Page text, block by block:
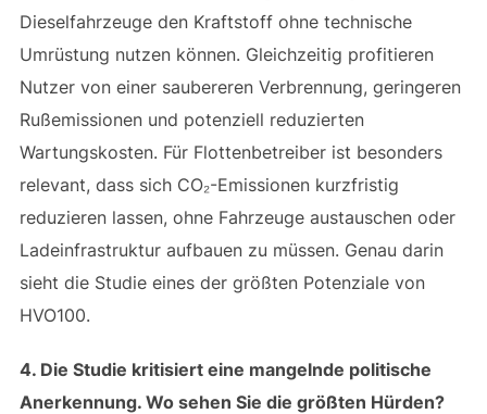
Dieselfahrzeuge den Kraftstoff ohne technische
Umrüstung nutzen können. Gleichzeitig profitieren
Nutzer von einer saubereren Verbrennung, geringeren
Rußemissionen und potenziell reduzierten
Wartungskosten. Für Flottenbetreiber ist besonders
relevant, dass sich CO₂-Emissionen kurzfristig
reduzieren lassen, ohne Fahrzeuge austauschen oder
Ladeinfrastruktur aufbauen zu müssen. Genau darin
sieht die Studie eines der größten Potenziale von
HVO100.
4. Die Studie kritisiert eine mangelnde politische
Anerkennung. Wo sehen Sie die größten Hürden?